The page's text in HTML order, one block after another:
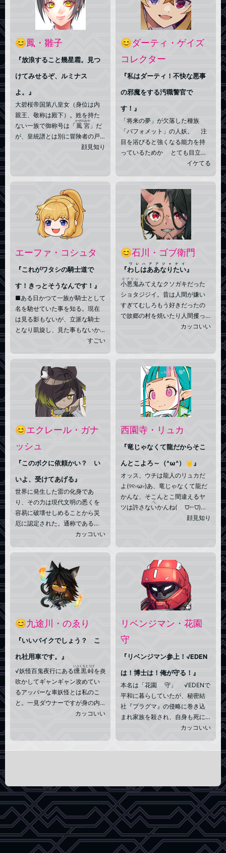
姿。青髪の時は大人の姿//曰く
「おまけして貰えますし？」薔
薇の悪魔の半人半妖、角と翼を
持つ。【欠落】正気
で終日飲み物しか口にしないこ
ともある。紅茶党。コーヒーを
淹れることはできるが自分は飲
まない。
😊鳳・雛子
『放浪すること幾星霜。見つ
けてみせるぞ、ルミナス
よ。』
大碧桜帝国第八皇女（身位は内
親王、敬称は殿下）。姓を持た
ない一族で御称号は「 風宮
かぜのみや
」だ
が、皇統譜とは別に冒険者の戸
籍として鳳姓を名乗っている。
惑の肢体を持つ勇猛な「姫騎
士」。冒険王国「江田野
えたの
」を拠
点に、「疾風」と呼ぶ魔法の車
を駆り、自らの力の根源たる
「ルミナス」を探す放浪の旅の
顔見知り
😊ダーティ・ゲイズ
コレクター
『私はダーティ！不快な悪事
の邪魔をする汚職警官で
す！』
「将来の夢」が欠落した種族
「バフォメット」の人妖。 注
目を浴びると強くなる能力を持
っているためか とても目立ち
たがり屋で 理由は不明だが悪
ために使いたいとも思っている
ため 悪と正義が両立できる汚
職警官を自称している。 気ま
ぐれに変わる「不快な悪事」を
邪魔するため 数多の√を駆け巡
る。 失くした将来の夢は「こ
の世で唯一人の悪になること」
イケてる
エーファ・コシュタ
『これがワタシの騎士道で
す！きっとそうなんです！』
■ある日かつて一族が騎士として
名を馳せていた事を知る。現在
は見る影もないが、立派な騎士
となり凱旋し、見た事もないか
つての栄光を取り戻す為に、意
げるならば、エーファは騎士と
呼ばれる存在を全くと言ってい
いほど知らない事だった――。■
良くも悪くも素直。マイペース
を貫く直線番長。頭はよく増え
る上に飛ぶタイプ。ついでに眼
からビームも出る。カッコいい
ね。
すごい
😊石川・ゴブ衛門
『わしはああなりたい
ワレハアアジャナイ
』
小悪鬼
ゴブリン
みてえなクソガキだった
ショタジジイ。昔は人間が嫌い
すぎてむしろもう好きだったの
で故郷の村を焼いたり人間攫っ
たりころころしたりされたりす
男に切られ肉片にされ、その技
があまりにも格好良すぎて更生
した。今は自分を斬った技を再
現すべく人間RPをしながら趣味
の探偵業を営み人間を楽しんで
いる。ゴブリンには愛も才もな
カッコいい
😊エクレール・ガナ
ッシュ
『このボクに依頼かい？ い
いよ、受けてあげる』
世界に発生した雷の化身であ
り、その力は現代文明の悉くを
容易に破壊せしめることから災
厄に認定された。通称である
『のろまな雷』は、彼の動きが
為。本来であれば収容対象だ
が、彼を封じ込める『檻』を作
り出せなかった事と本人に悪意
が無い事から、時折怪異の討伐
を請け負うという条件で厳重な
監視の下、人間社会に溶け込み
生活している。
カッコいい
西園寺・リュカ
『竜じゃなくて龍だからそこ
んとこよろ～（^ω^）🤘』
オッス、ウチは龍人のリュカだ
よ(୨୧ᵕ̤ωᵕ̤)あ、竜じゃなくて龍だ
かんな、そこんとこ間違えるヤ
ツは許さないかんね
🔨
( ⩌⤚⩌)そ
ーいや最近侵略者ってヤツが来
し、泥棒猫かよって話じゃん(
ꐦ◜ω◝)🤘見つけたらウチにも教え
てね、けちょんけちょんに〆て
くっからさ🔨ฅ(๑•̀ω•́๑)ฅ
顔見知り
😊九途川・のゑり
『いいバイクでしょう？ こ
れ社用車です。』
√妖怪百鬼夜行にある燻黒峠
いぶくろとうげ
を炎
吹かしてギャンギャン攻めてい
るアッパーな車妖怪とは私のこ
と。一見ダウナーですが身の内
も外も熱く燃え盛っています
え。
カッコいい
リベンジマン・花園
守
『リベンジマン参上！√EDEN
は！博士は！俺が守る！』
本名は「花園 守」 √EDENで
平和に暮らしていたが、秘密結
社『プラグマ』の侵略に巻き込
まれ家族を殺され、自身も死に
瀕したが、リベンジ博士(Anker)
め戦っている。 博士に恩義を
感じている他、異性として惚れ
ている(博士には秘密)。 巨
乳好き。
カッコいい